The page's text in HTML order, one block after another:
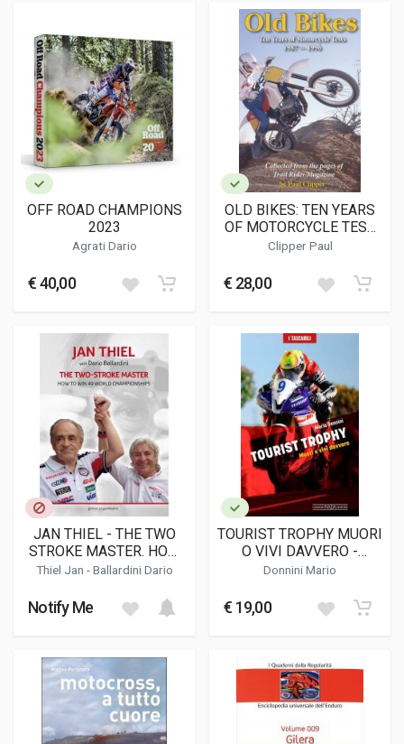
OFF ROAD CHAMPIONS
2023
Agrati Dario
€ 40,00
OLD BIKES: TEN YEARS
OF MOTORCYCLE TEST
1987 -1996
Clipper Paul
€ 28,00
JAN THIEL - THE TWO
STROKE MASTER. HOW
TO WIN 49 WORLD
Thiel Jan -Ballardini Dario
Notify Me
TOURIST TROPHY MUORI
O VIVI DAVVERO -
EDIZIONE "I TASCABILI"
Donnini Mario
€ 19,00